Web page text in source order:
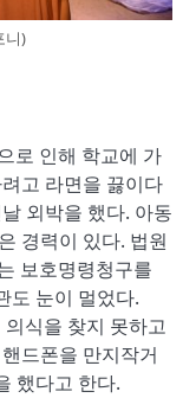
니)
로 인해 학교에 가
고 라면을 끓이다
외박을 했다. 아동
경력이 있다. 법원
보호명령청구를
도 눈이 멀었다.
식을 찾지 못하고
드폰을 만지작거
했다고 한다.